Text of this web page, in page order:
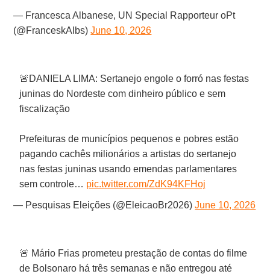
— Francesca Albanese, UN Special Rapporteur oPt
(@FranceskAlbs)June 10, 2026
🚨DANIELA LIMA: Sertanejo engole o forró nas festas
juninas do Nordeste com dinheiro público e sem
fiscalização
Prefeituras de municípios pequenos e pobres estão
pagando cachês milionários a artistas do sertanejo
nas festas juninas usando emendas parlamentares
sem controle… pic.twitter.com/ZdK94KFHoj
— Pesquisas Eleições (@EleicaoBr2026)June 10, 2026
🚨 Mário Frias prometeu prestação de contas do filme
de Bolsonaro há três semanas e não entregou até